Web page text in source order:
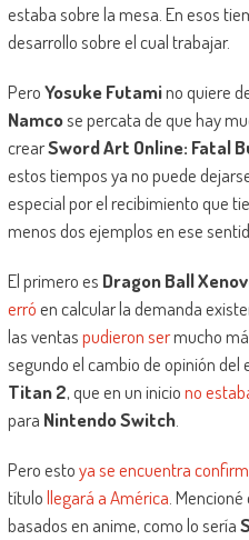
estaba sobre la mesa. En esos
desarrollo sobre el cual trabajar.
PeroYosuke Futamino quiere
Namcose percata de que hay
crearSword Art Online: Fatal
estos tiempos ya no puede
especial por el recibimiento que
menos dos ejemplos en ese
El primero es Dragon Ball
erróen calcular la demanda
las ventaspudieron sermucho
segundo el cambio de opinión del
Titan 2, que en un iniciono
para Nintendo Switch.
Pero estoya se encuentra
títulollegará a América .
basados en anime, como lo sería